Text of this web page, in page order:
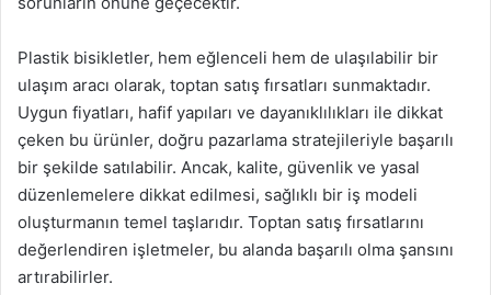
Plastik bisikletler, hem eğlenceli hem de ulaşılabilir bir
ulaşım aracı olarak, toptan satış fırsatları sunmaktadır.
Uygun fiyatları, hafif yapıları ve dayanıklılıkları ile dikkat
çeken bu ürünler, doğru pazarlama stratejileriyle başarılı
bir şekilde satılabilir. Ancak, kalite, güvenlik ve yasal
düzenlemelere dikkat edilmesi, sağlıklı bir iş modeli
oluşturmanın temel taşlarıdır. Toptan satış fırsatlarını
değerlendiren işletmeler, bu alanda başarılı olma şansını
artırabilirler.